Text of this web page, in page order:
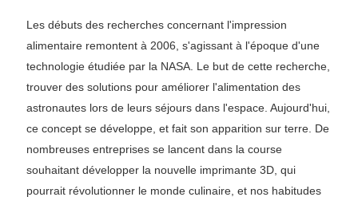
Les débuts des recherches concernant l'impression
alimentaire remontent à 2006, s'agissant à l'époque d'une
technologie étudiée par la NASA. Le but de cette recherche,
trouver des solutions pour améliorer l'alimentation des
astronautes lors de leurs séjours dans l'espace. Aujourd'hui,
ce concept se développe, et fait son apparition sur terre. De
nombreuses entreprises se lancent dans la course
souhaitant développer la nouvelle imprimante 3D, qui
pourrait révolutionner le monde culinaire, et nos habitudes